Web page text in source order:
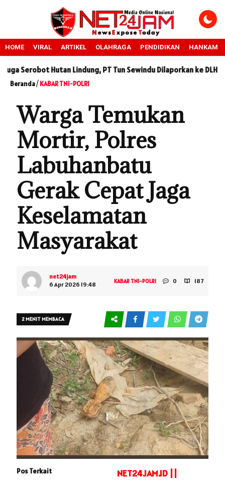
HOME VIRAL ARTIKEL OLAHRAGA PENDIDIKAN HANKAM
Hutan Lindung, PT Tun Sewindu Dilaporkan ke DLHK Sumut
Beranda/KABAR TNI-POLRI
Warga Temukan
Mortir, Polres
Labuhanbatu
Gerak Cepat Jaga
Keselamatan
Masyarakat
net24jam
6 Apr 2026 19:48
KABAR TNI-POLRI 0 187
2 MENIT MEMBACA
NET24JAM.ID ||
Pos Terkait